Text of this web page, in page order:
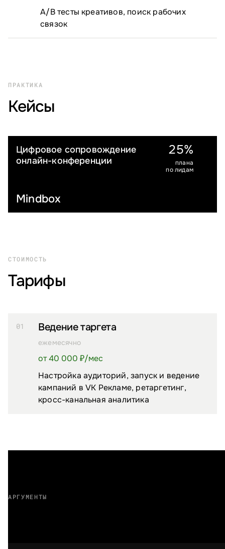
A/⁠B тесты креативов, поиск рабочих
связок
ПРАКТИКА
Кейсы
МЕРОПРИЯТИЯ И ИНФОБИЗНЕС
Mindbox
Цифровое сопровождение
онлайн-конференции
25%
плана
по лидам
СТОИМОСТЬ
Тарифы
01 Ведение таргета
ежемесячно
Настройка аудиторий, запуск и ведение
кампаний в VK Рекламе, ретаргетинг,
кросс-канальная аналитика
от 40 000 ₽/⁠мес
АРГУМЕНТЫ